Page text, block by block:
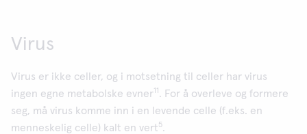
Virus
Virus er ikke celler, og i motsetning til celler har virus
ingen egne metabolske evner11 . For å overleve og formere
seg, må virus komme inn i en levende celle (f.eks. en
menneskelig celle) kalt en vert5.